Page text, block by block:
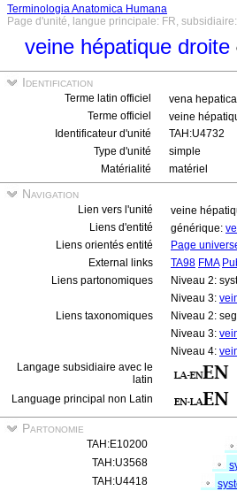
Terminologia Anatomica Humana
Page d'unité, langue principale: FR,
veine hépatique droite
Identification
Terme latin officiel
vena
Terme officiel
veine
Identificateur d'unité
TAH:U4732
Type d'unité
simple
Matérialité
matériel
Navigation
Lien vers l'unité
veine
Liens d'entité
générique:
Liens orientés entité
Page
External links
TA98 FMA
Liens partonomiques
Niveau 2:
Niveau 3:
Liens taxonomiques
Niveau 2:
Niveau 3:
Niveau 4:
Langage subsidiaire avec le
latin
Language principal non Latin
Partonomie
TAH:E10200
TAH:U3568
TAH:U4418